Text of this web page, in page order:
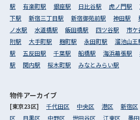
駅
有楽町駅 銀座駅 日比谷駅 虎ノ門駅
下駅
新宿三丁目駅 新宿御苑前駅 神田駅
ノ水駅
水道橋駅 飯田橋駅 四ツ谷駅 市ケ
附駅
大手町駅 麹町駅 永田町駅 溜池山王
駅
五反田駅 千葉駅 船橋駅 海浜幕張駅
駅
関内駅 桜木町駅 みなとみらい駅
物件アーカイブ
[東京23区] 千代田区 中央区 港区 新宿区
区
目黒区 中野区 世田谷区 江東区 墨